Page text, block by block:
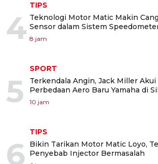
4
TIPS
Teknologi Motor Matic Makin
Sensor dalam Sistem
8 jam
5
SPORT
Terkendala Angin, Jack Miller Akui
Perbedaan Aero Baru Yamaha di
10 jam
6
TIPS
Bikin Tarikan Motor Matic Loyo,
Penyebab Injector Bermasalah